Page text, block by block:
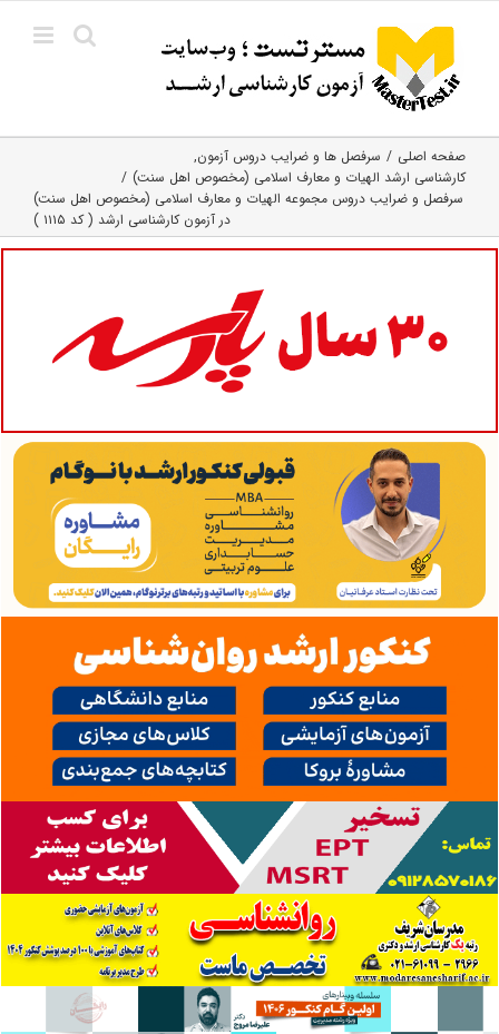
content
صفحه اصلی
سرفصل ها و ضرایب دروس آزمون
کارشناسی ارشد الهیات و معارف اسلامی (مخصوص اهل سنت)
سرفصل و ضرایب دروس مجموعه الهیات و معارف اسلامی (مخصوص اهل سنت)
در آزمون کارشناسی ارشد ( کد ۱۱۱۵ )